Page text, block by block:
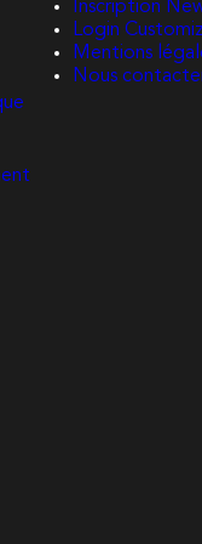
Inscription
Login
Mentions
Nous